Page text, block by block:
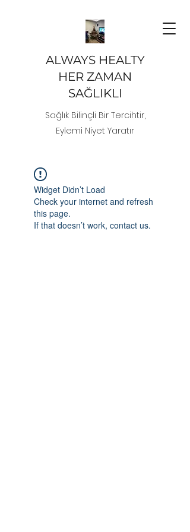
ALWAYS HEALTY
HER ZAMAN
SAĞLIKLI
Sağlık Bilinçli Bir Tercihtir,
Eylemi Niyet Yaratır
Widget Didn’t Load
Check your internet and refresh
this page.
If that doesn’t work, contact us.